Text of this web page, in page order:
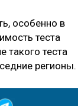
особенно в
теста
такого теста
регионы.